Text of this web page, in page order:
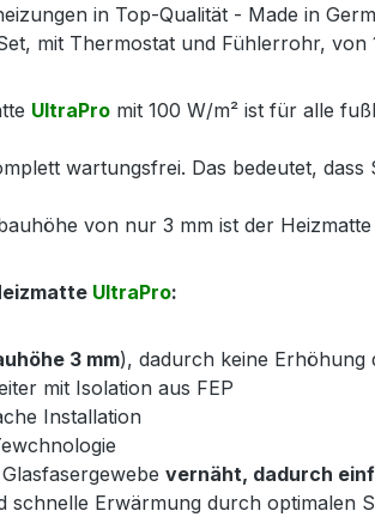
in Top-Qualität - Made in
mit Thermostat und Fühlerrohr, von
UltraPro mit 100 W/m² ist für alle
wartungsfrei. Das bedeutet,
von nur 3 mm ist der
UltraPro:
3 mm), dadurch keine Erhöhung
mit Isolation aus FEP
Installation
vernäht, dadurch
schnelle Erwärmung durch optimalen